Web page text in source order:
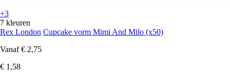
+3
7 kleuren
Rex London Cupcake vorm Mimi And Milo (x50)
Vanaf € 2,75
€ 1,58